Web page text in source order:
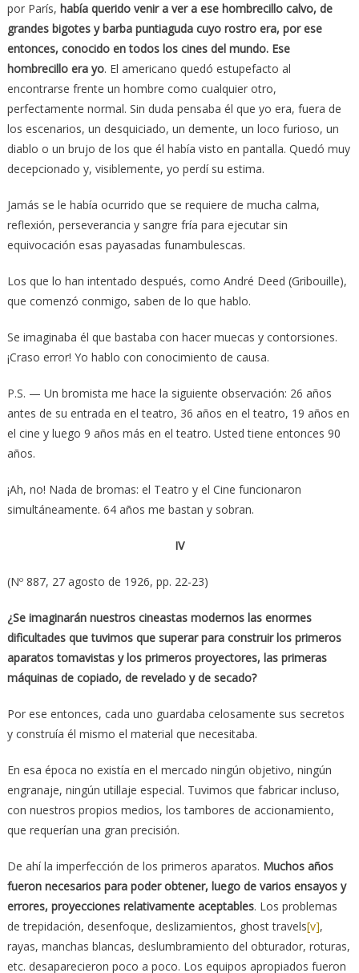
por París, había querido venir a ver a ese hombrecillo calvo, de
grandes bigotes y barba puntiaguda cuyo rostro era, por ese
entonces, conocido en todos los cines del mundo. Ese
hombrecillo era yo. El americano quedó estupefacto al
encontrarse frente un hombre como cualquier otro,
perfectamente normal. Sin duda pensaba él que yo era, fuera de
los escenarios, un desquiciado, un demente, un loco furioso, un
diablo o un brujo de los que él había visto en pantalla. Quedó muy
decepcionado y, visiblemente, yo perdí su estima.
Jamás se le había ocurrido que se requiere de mucha calma,
reflexión, perseverancia y sangre fría para ejecutar sin
equivocación esas payasadas funambulescas.
Los que lo han intentado después, como André Deed (Gribouille),
que comenzó conmigo, saben de lo que hablo.
Se imaginaba él que bastaba con hacer muecas y contorsiones.
¡Craso error! Yo hablo con conocimiento de causa.
P.S. — Un bromista me hace la siguiente observación: 26 años
antes de su entrada en el teatro, 36 años en el teatro, 19 años en
el cine y luego 9 años más en el teatro. Usted tiene entonces 90
años.
¡Ah, no! Nada de bromas: el Teatro y el Cine funcionaron
simultáneamente. 64 años me bastan y sobran.
IV
(Nº 887, 27 agosto de 1926, pp. 22-23)
¿Se imaginarán nuestros cineastas modernos las enormes
dificultades que tuvimos que superar para construir los primeros
aparatos tomavistas y los primeros proyectores, las primeras
máquinas de copiado, de revelado y de secado?
Por ese entonces, cada uno guardaba celosamente sus secretos
y construía él mismo el material que necesitaba.
En esa época no existía en el mercado ningún objetivo, ningún
engranaje, ningún utillaje especial. Tuvimos que fabricar incluso,
con nuestros propios medios, los tambores de accionamiento,
que requerían una gran precisión.
De ahí la imperfección de los primeros aparatos. Muchos años
fueron necesarios para poder obtener, luego de varios ensayos y
errores, proyecciones relativamente aceptables. Los problemas
de trepidación, desenfoque, deslizamientos, ghost travels[v],
rayas, manchas blancas, deslumbramiento del obturador, roturas,
etc. desaparecieron poco a poco. Los equipos apropiados fueron